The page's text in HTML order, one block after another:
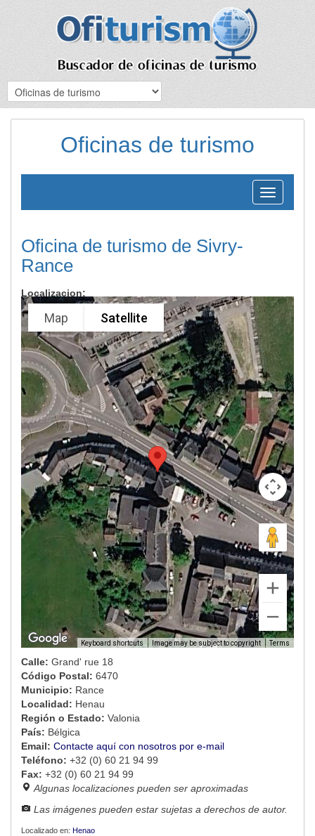
Oficinas de turismo
Toggle
navigation
Oficina de turismo de Sivry-
Rance
Localizacion:
Map Satellite
Keyboard shortcuts Image may be subject to copyright Terms
Calle: Grand' rue 18
Código Postal: 6470
Municipio: Rance
Localidad: Henau
Región o Estado: Valonia
País: Bélgica
Email: Contacte aquí con nosotros por e-mail
Teléfono: +32 (0) 60 21 94 99
Fax: +32 (0) 60 21 94 99
Algunas localizaciones pueden ser aproximadas
Las imágenes pueden estar sujetas a derechos de autor.
Localizado en: Henao